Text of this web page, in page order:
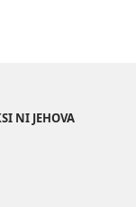
NI JEHOVA